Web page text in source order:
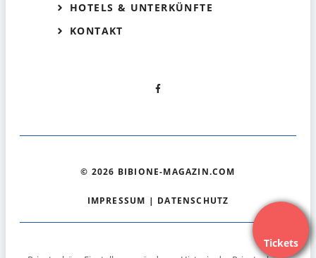
Tickets
HOTELS & UNTERKÜNFTE
KONTAKT
© 2026 BIBIONE-MAGAZIN.COM
IMPRESSUM | DATENSCHUTZ